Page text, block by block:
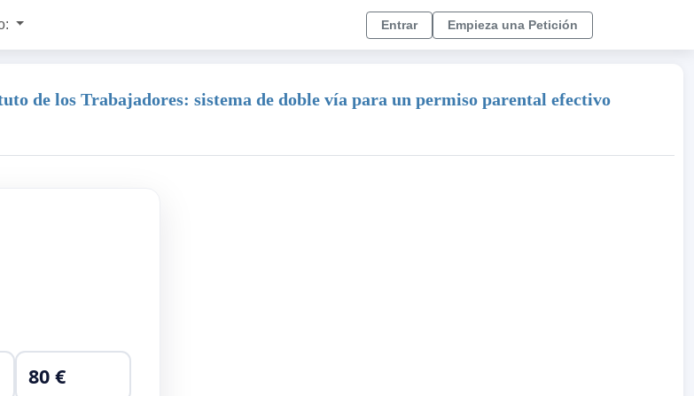
Entrar Empieza una Petición
de los Trabajadores: sistema de doble vía para un permiso parental efectivo
80 €